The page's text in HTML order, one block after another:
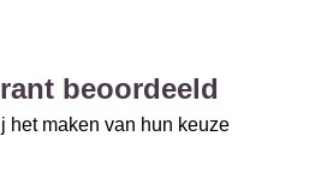
beoordeeld
het maken van hun keuze